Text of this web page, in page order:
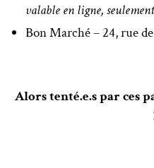
valable en ligne,
Bon Marché – 24, rue
Alors tenté.e.s par ces